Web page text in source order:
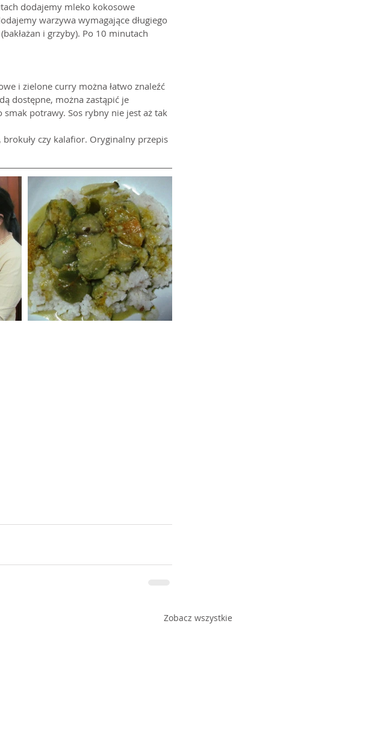
dodajemy mleko kokosowe
warzywa wymagające długiego
i grzyby). Po 10 minutach
i zielone curry można łatwo znaleźć
dostępne, można zastąpić je
potrawy. Sos rybny nie jest aż tak
czy kalafior. Oryginalny przepis
Zobacz wszystkie